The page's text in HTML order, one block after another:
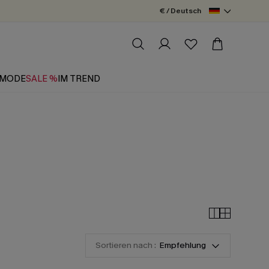
€ / Deutsch
SALE %IM TREND
Sortieren nach : Empfehlung